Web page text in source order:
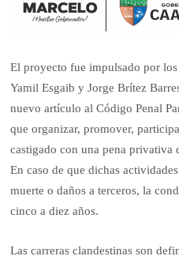
El proyecto fue impulsado por
Yamil Esgaib y Jorge Brítez
nuevo artículo al Código Penal
que organizar, promover,
castigado con una pena privativa
En caso de que dichas
muerte o daños a terceros, la
cinco a diez años.
Las carreras clandestinas son